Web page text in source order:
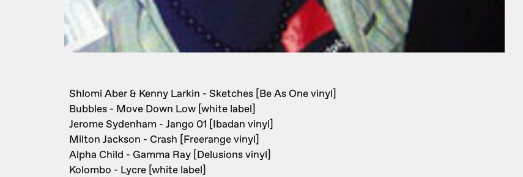
Shlomi Aber & Kenny Larkin - Sketches [Be As One vinyl]
Bubbles - Move Down Low [white label]
Jerome Sydenham - Jango 01 [Ibadan vinyl]
Milton Jackson - Crash [Freerange vinyl]
Alpha Child - Gamma Ray [Delusions vinyl]
Kolombo - Lycre [white label]